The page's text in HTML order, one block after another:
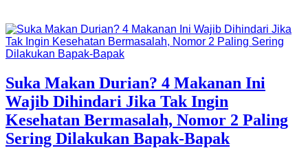
Suka Makan Durian? 4 Makanan Ini
Wajib Dihindari Jika Tak Ingin
Kesehatan Bermasalah, Nomor 2 Paling
Sering Dilakukan Bapak-Bapak